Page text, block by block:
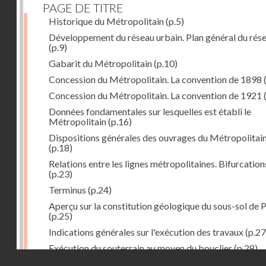
PAGE DE TITRE
Historique du Métropolitain(p.5)
Développement du réseau urbain. Plan général du
(p.9)
Gabarit du Métropolitain(p.10)
Concession du Métropolitain. La convention de 1898
Concession du Métropolitain. La convention de 1921
Données fondamentales sur lesquelles est établi le
Métropolitain(p.16)
Dispositions générales des ouvrages du
(p.18)
Relations entre les lignes métropolitaines.
(p.23)
Terminus (p.24)
Aperçu sur la constitution géologique du sous-sol de
(p.25)
Indications générales sur l'exécution des travaux
Exécution du souterrain au moyen du bouclier(p.28)